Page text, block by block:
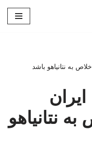
به نتانیاهو باشد
نتانیاهو